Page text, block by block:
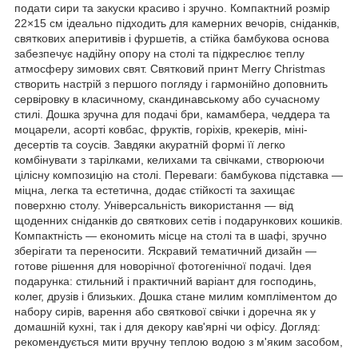
подати сири та закуски красиво і зручно. Компактний розмір
22×15 см ідеально підходить для камерних вечорів, сніданків,
святкових аперитивів і фуршетів, а стійка бамбукова основа
забезпечує надійну опору на столі та підкреслює теплу
атмосферу зимових свят. Святковий принт Merry Christmas
створить настрій з першого погляду і гармонійно доповнить
сервіровку в класичному, скандинавському або сучасному
стилі. Дошка зручна для подачі бри, камамбера, чеддера та
моцарели, асорті ковбас, фруктів, горіхів, крекерів, міні-
десертів та соусів. Завдяки акуратній формі її легко
комбінувати з тарілками, келихами та свічками, створюючи
цілісну композицію на столі. Переваги: бамбукова підставка —
міцна, легка та естетична, додає стійкості та захищає
поверхню столу. Універсальність використання — від
щоденних сніданків до святкових сетів і подарункових кошиків.
Компактність — економить місце на столі та в шафі, зручно
зберігати та переносити. Яскравий тематичний дизайн —
готове рішення для новорічної фотогенічної подачі. Ідея
подарунка: стильний і практичний варіант для господинь,
колег, друзів і близьких. Дошка стане милим компліментом до
набору сирів, варення або святкової свічки і доречна як у
домашній кухні, так і для декору кав'ярні чи офісу. Догляд:
рекомендується мити вручну теплою водою з м'яким засобом,